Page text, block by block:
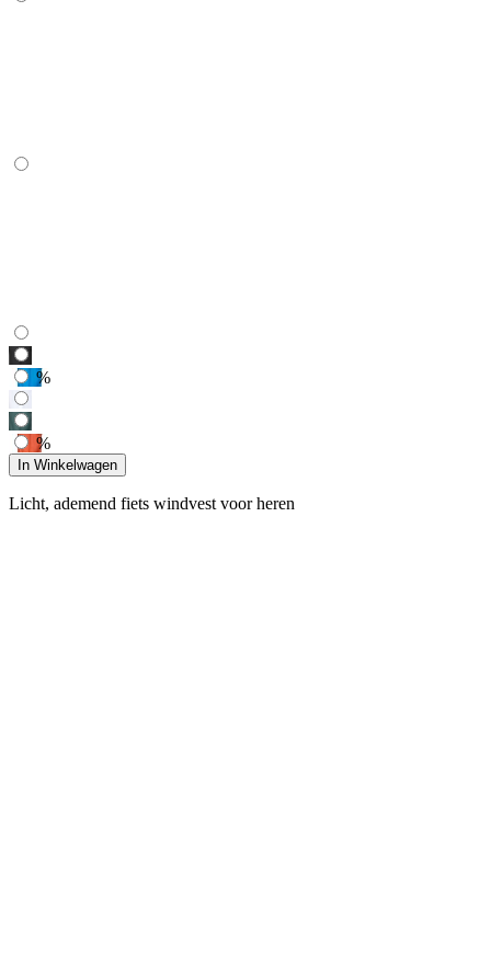
%
%
In Winkelwagen
Licht, ademend fiets windvest voor heren